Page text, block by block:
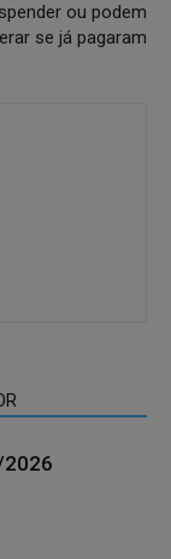
ou podem
se já pagaram